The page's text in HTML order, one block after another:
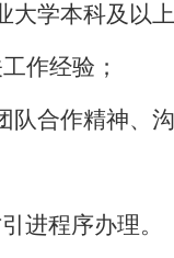
大学本科及以
作经验；
队合作精神、
进程序办理。